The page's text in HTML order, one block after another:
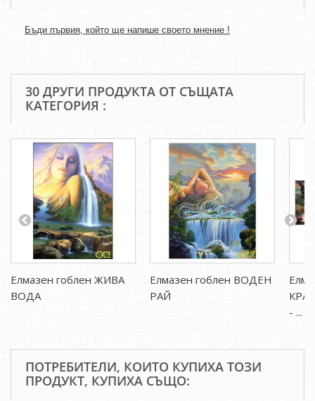
Бъди първия, който ще напише своето мнение !
30 ДРУГИ ПРОДУКТА ОТ СЪЩАТА
КАТЕГОРИЯ :
Елмазен гоблен ЖИВА
ВОДА
Елмазен гоблен ВОДЕН
РАЙ
- ...
ПОТРЕБИТЕЛИ, КОИТО КУПИХА ТОЗИ
ПРОДУКТ, КУПИХА СЪЩО: